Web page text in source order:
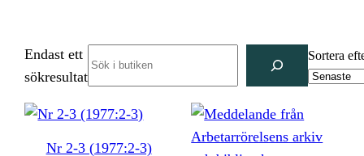
Endast ett
sökresultat
Sortera
Nr 2-3 (1977:2-3)